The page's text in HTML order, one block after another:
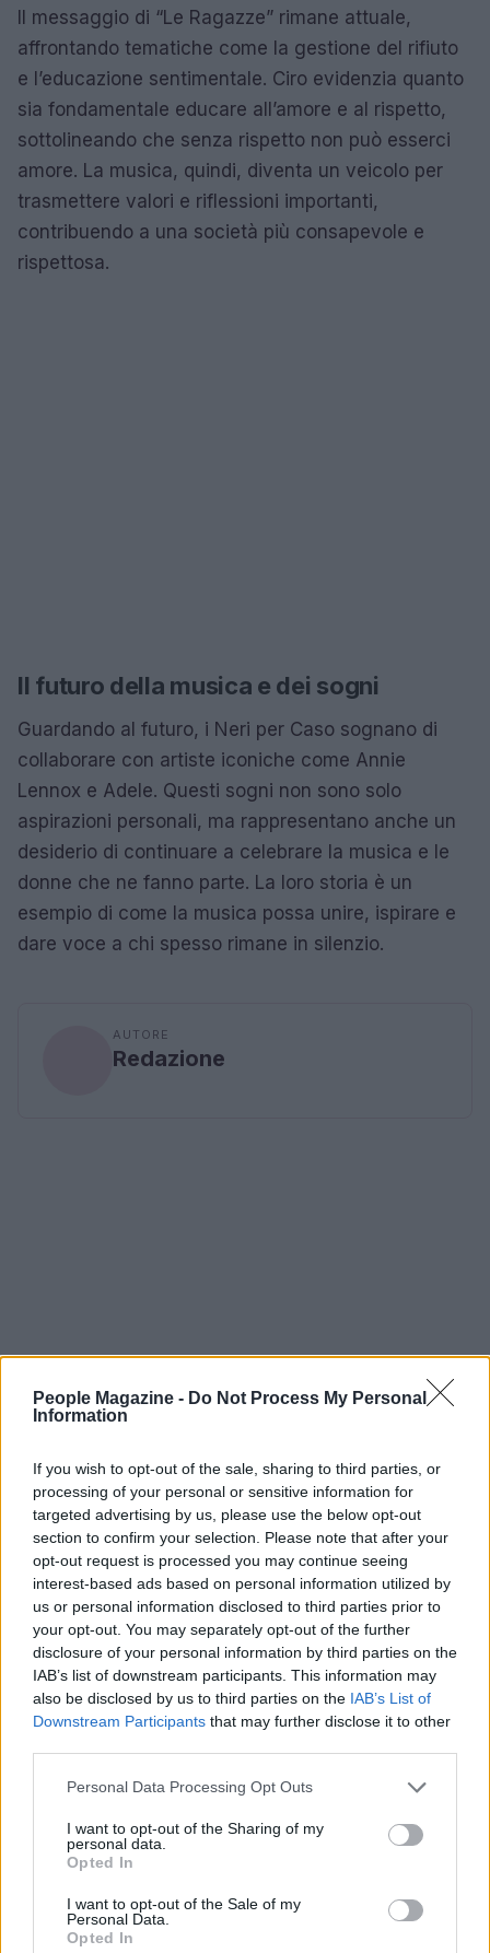
People Magazine - Do Not Process My Personal
Information
If you wish to opt-out of the sale, sharing to third parties, or
processing of your personal or sensitive information for
targeted advertising by us, please use the below opt-out
section to confirm your selection. Please note that after your
opt-out request is processed you may continue seeing
interest-based ads based on personal information utilized by
us or personal information disclosed to third parties prior to
your opt-out. You may separately opt-out of the further
disclosure of your personal information by third parties on the
IAB’s list of downstream participants. This information may
also be disclosed by us to third parties on the IAB’s List of
Downstream Participants that may further disclose it to other
Please note that this website/app uses one or more Google
not limited to your visit or usage behaviour. You may click to
grant or deny consent to Google and its third-party tags to
use your data for below specified purposes in below Google
consent section.
Personal Data Processing Opt Outs
I want to opt-out of the Sharing of my
personal data.
Opted In
I want to opt-out of the Sale of my
Personal Data.
Opted In
Il messaggio di “Le Ragazze” rimane attuale,
affrontando tematiche come la gestione del rifiuto
e l’educazione sentimentale. Ciro evidenzia quanto
sia fondamentale educare all’amore e al rispetto,
sottolineando che senza rispetto non può esserci
amore. La musica, quindi, diventa un veicolo per
trasmettere valori e riflessioni importanti,
contribuendo a una società più consapevole e
rispettosa.
Il futuro della musica e dei sogni
Guardando al futuro, i Neri per Caso sognano di
collaborare con artiste iconiche come Annie
Lennox e Adele. Questi sogni non sono solo
aspirazioni personali, ma rappresentano anche un
desiderio di continuare a celebrare la musica e le
donne che ne fanno parte. La loro storia è un
esempio di come la musica possa unire, ispirare e
dare voce a chi spesso rimane in silenzio.
AUTORE
Redazione
Continua a leggere
CANDY